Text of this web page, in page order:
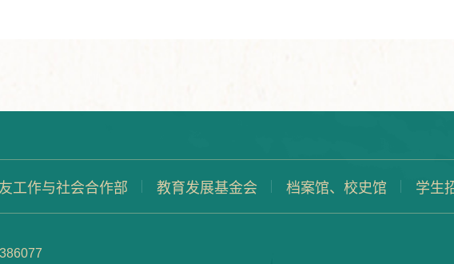
工作与社会合作部 教育发展基金会 档案馆、校史馆 学生